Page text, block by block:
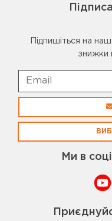
Підпишіться на
знижки
Ми в